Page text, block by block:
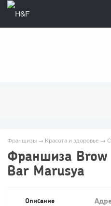
Франшизы → Красота и здоровье →
Франшиза Brow
Bar Marusya
Описание